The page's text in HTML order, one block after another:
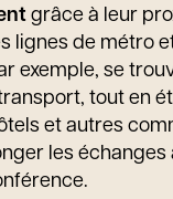
grâce à leur
lignes de métro
exemple, se
tout en
et autres
les échanges